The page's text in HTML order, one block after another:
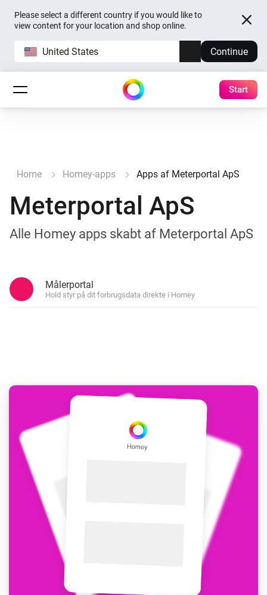
Please select a different country if you would like to
view content for your location and shop online.
United States Continue
Start
Home Homey-apps Apps af Meterportal ApS
Meterportal ApS
Alle Homey apps skabt af Meterportal ApS
Målerportal
Hold styr på dit forbrugsdata direkte i Homey